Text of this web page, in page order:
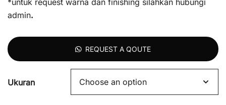
admin.
REQUEST A QOUTE
Ukuran